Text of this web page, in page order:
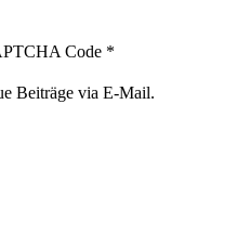
Code *
Beiträge via E-Mail.